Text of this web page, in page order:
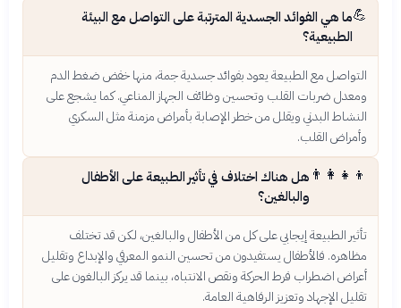
💪ما هي الفوائد الجسدية المترتبة على التواصل مع البيئة
الطبيعية؟
التواصل مع الطبيعة يعود بفوائد جسدية جمة، منها خفض ضغط الدم
ومعدل ضربات القلب وتحسين وظائف الجهاز المناعي. كما يشجع على
النشاط البدني ويقلل من خطر الإصابة بأمراض مزمنة مثل السكري
وأمراض القلب.
👨‍👩‍👧‍👦 هل هناك اختلاف في تأثير الطبيعة على الأطفال
والبالغين؟
تأثير الطبيعة إيجابي على كل من الأطفال والبالغين، لكن قد تختلف
مظاهره. فالأطفال يستفيدون من تحسين النمو المعرفي والإبداع وتقليل
أعراض اضطراب فرط الحركة ونقص الانتباه، بينما قد يركز البالغون على
تقليل الإجهاد وتعزيز الرفاهية العامة.